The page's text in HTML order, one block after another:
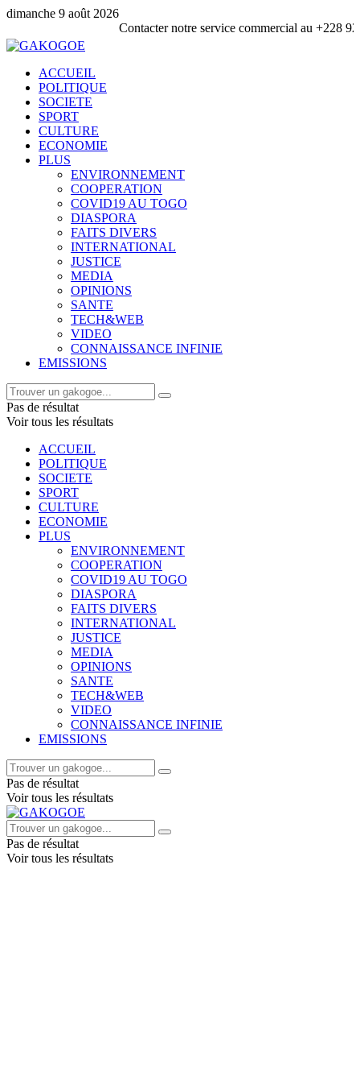
dimanche 9 août 2026
Contacter notre service commercial au +228 92 69 88 33
ACCUEIL
POLITIQUE
SOCIETE
SPORT
CULTURE
ECONOMIE
PLUS
ENVIRONNEMENT
COOPERATION
COVID19 AU TOGO
DIASPORA
FAITS DIVERS
INTERNATIONAL
JUSTICE
MEDIA
OPINIONS
SANTE
TECH&WEB
VIDEO
CONNAISSANCE INFINIE
EMISSIONS
Pas de résultat
Voir tous les résultats
ACCUEIL
POLITIQUE
SOCIETE
SPORT
CULTURE
ECONOMIE
PLUS
ENVIRONNEMENT
COOPERATION
COVID19 AU TOGO
DIASPORA
FAITS DIVERS
INTERNATIONAL
JUSTICE
MEDIA
OPINIONS
SANTE
TECH&WEB
VIDEO
CONNAISSANCE INFINIE
EMISSIONS
Pas de résultat
Voir tous les résultats
Pas de résultat
Voir tous les résultats